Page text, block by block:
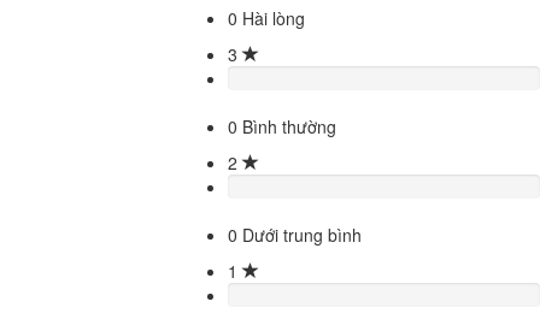
0 Hài lòng
3
0 Bình thường
2
0 Dưới trung bình
1